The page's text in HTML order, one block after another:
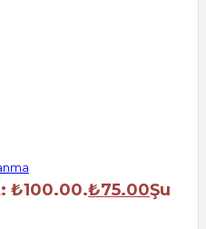
₺100.00.₺75.00Şu